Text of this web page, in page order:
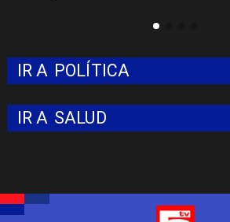
IR A POLÍTICA
IR A SALUD